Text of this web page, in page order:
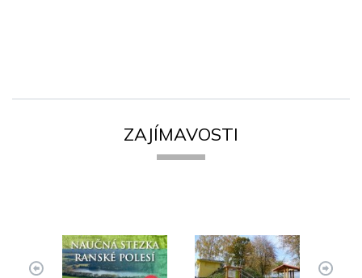
ZAJÍMAVOSTI